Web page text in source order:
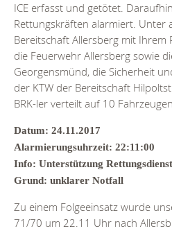
ICE erfasst und getötet.
Rettungskräften alarmiert. Unter
Bereitschaft Allersberg mit Ihrem
die Feuerwehr Allersberg sowie
Georgensmünd, die Sicherheit
der KTW der Bereitschaft
BRK-ler verteilt auf 10
Datum: 24.11.2017
Alarmierungsuhrzeit: 22:11:00
Info: Unterstützung Rettungsdienst
Grund: unklarer Notfall
Zu einem Folgeeinsatz wurde
71/70 um 22.11 Uhr nach